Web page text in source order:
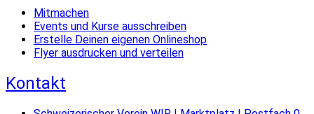
Mitmachen
Events und Kurse ausschreiben
Erstelle Deinen eigenen Onlineshop
Flyer ausdrucken und verteilen
Kontakt